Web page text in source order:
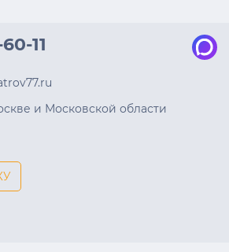
11
и Московской области